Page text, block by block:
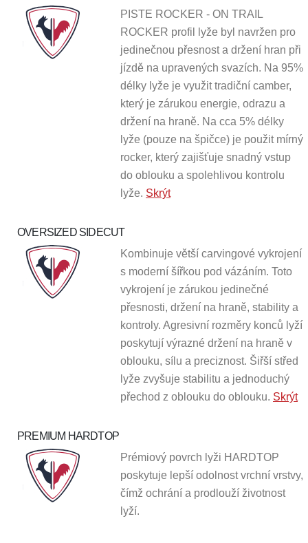
PISTE ROCKER - ON TRAIL
ROCKER profil lyže byl navržen pro
jedinečnou přesnost a držení hran při
jízdě na upravených svazích. Na 95%
délky lyže je využit tradiční camber,
který je zárukou energie, odrazu a
držení na hraně. Na cca 5% délky
lyže (pouze na špičce) je použit mírný
rocker, který zajišťuje snadný vstup
do oblouku a spolehlivou kontrolu
lyže. Skrýt
OVERSIZED SIDECUT
Kombinuje větší carvingové vykrojení
s moderní šířkou pod vázáním. Toto
vykrojení je zárukou jedinečné
přesnosti, držení na hraně, stability a
kontroly. Agresivní rozměry konců lyží
poskytují výrazné držení na hraně v
oblouku, sílu a preciznost. Šiřší střed
lyže zvyšuje stabilitu a jednoduchý
přechod z oblouku do oblouku. Skrýt
PREMIUM HARDTOP
Prémiový povrch lyži HARDTOP
poskytuje lepší odolnost vrchní vrstvy,
čímž ochrání a prodlouží životnost
lyží.